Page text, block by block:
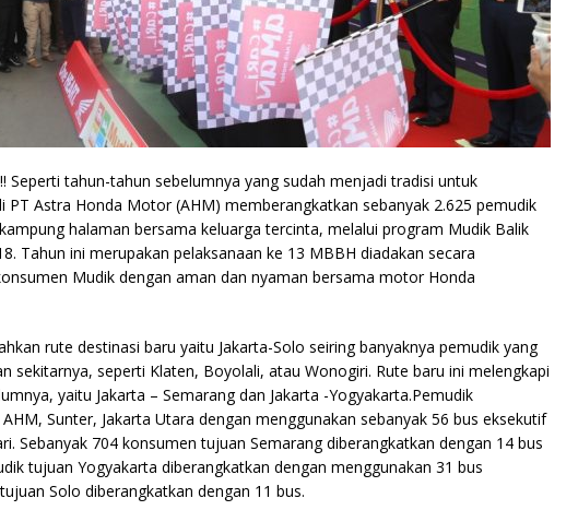
Seperti tahun-tahun sebelumnya yang sudah menjadi tradisi untuk
PT Astra Honda Motor (AHM) memberangkatkan sebanyak 2.625 pemudik
halaman bersama keluarga tercinta, melalui program Mudik Balik
Tahun ini merupakan pelaksanaan ke 13 MBBH diadakan secara
Mudik dengan aman dan nyaman bersama motor Honda
rute destinasi baru yaitu Jakarta-Solo seiring banyaknya pemudik yang
sekitarnya, seperti Klaten, Boyolali, atau Wonogiri. Rute baru ini melengkapi
yaitu Jakarta – Semarang dan Jakarta -Yogyakarta.Pemudik
Sunter, Jakarta Utara dengan menggunakan sebanyak 56 bus eksekutif
Sebanyak 704 konsumen tujuan Semarang diberangkatkan dengan 14 bus
tujuan Yogyakarta diberangkatkan dengan menggunakan 31 bus
Solo diberangkatkan dengan 11 bus.